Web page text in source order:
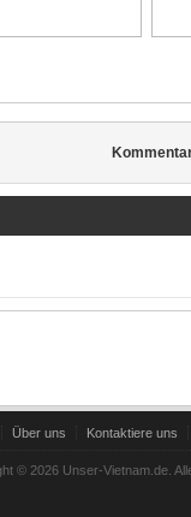
Über uns Kontaktiere uns
© 2026 Unser-Vietnam.de.